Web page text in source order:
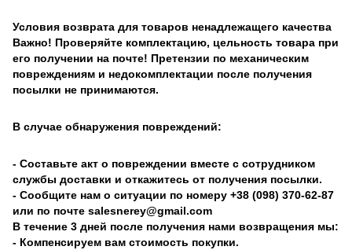
Условия возврата для товаров ненадлежащего качества
Важно! Проверяйте комплектацию, цельность товара при
его получении на почте! Претензии по механическим
повреждениям и недокомплектации после получения
посылки не принимаются.
В случае обнаружения повреждений:
- Составьте акт о повреждении вместе с сотрудником
службы доставки и откажитесь от получения посылки.
- Сообщите нам о ситуации по номеру +38 (098) 370-62-87
или по почте salesnerey@gmail.com
В течение 3 дней после получения нами возвращения мы:
- Компенсируем вам стоимость покупки.